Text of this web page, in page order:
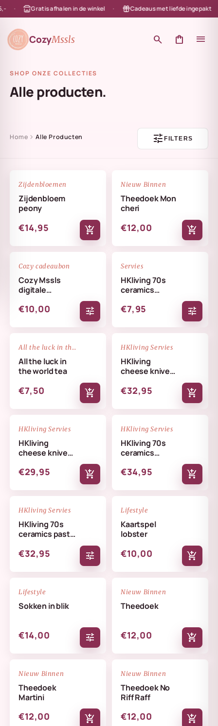
naar de content
Gratis afhalen in de winkel Cadeaus met liefde ingepakt
CozyMssls search shopping_bag menu
SHOP ONZE COLLECTIES
Alle producten.
Home chevron_rightAlle Producten tuneFILTERS
Zijdenbloemen
Zijdenbloem
peony
€14,95 add_shopping_cart
NIEUW
Nieuw Binnen
Theedoek Mon
cheri
€12,00 add_shopping_cart
Cozy cadeaubon
Cozy Mssls
digitale
Alleen online te
€10,00 tune
Servies
HKliving 70s
ceramics
€7,95 tune
All the luck in the world
All the luck in
the world tea
€7,50 add_shopping_cart
NIEUW
HKliving Servies
HKliving
cheese knives
€32,95 add_shopping_cart
NIEUW
HKliving Servies
HKliving
cheese knives
€29,95 add_shopping_cart
NIEUW
HKliving Servies
HKliving 70s
ceramics
skyline
€34,95 add_shopping_cart
NIEUW
HKliving Servies
HKliving 70s
ceramics pasta
€32,95 tune
NIEUW
Lifestyle
Kaartspel
lobster
€10,00 add_shopping_cart
NIEUW
Lifestyle
Sokken in blik
€14,00 tune
NIEUW
Nieuw Binnen
Theedoek
€12,00 add_shopping_cart
NIEUW
Nieuw Binnen
Theedoek
Martini
€12,00 add_shopping_cart
NIEUW
Nieuw Binnen
Theedoek No
Riff Raff
€12,00 add_shopping_cart